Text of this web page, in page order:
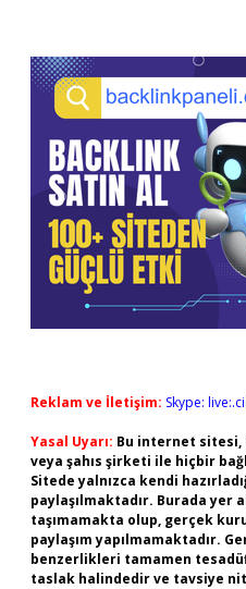
Reklam ve İletişim: Skype:
Yasal Uyarı: Bu internet sitesi,
veya şahıs şirketi ile hiçbir
Sitede yalnızca kendi
paylaşılmaktadır. Burada
taşımamakta olup, gerçek
paylaşım yapılmamaktadır.
benzerlikleri tamamen
taslak halindedir ve tavsiye